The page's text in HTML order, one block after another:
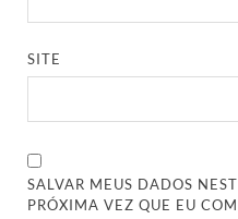
SITE
SALVAR MEUS DADOS
PRÓXIMA VEZ QUE EU